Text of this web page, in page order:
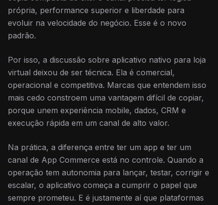
própria, performance superior e liberdade para
evoluir na velocidade do negócio. Esse é o novo
padrão.
Por isso, a discussão sobre aplicativo nativo para loja
virtual deixou de ser técnica. Ela é comercial,
operacional e competitiva. Marcas que entendem isso
mais cedo constroem uma vantagem difícil de copiar,
porque unem experiência mobile, dados, CRM e
execução rápida em um canal de alto valor.
Na prática, a diferença entre ter um app e ter um
canal de App Commerce está no controle. Quando a
operação tem autonomia para lançar, testar, corrigir e
escalar, o aplicativo começa a cumprir o papel que
sempre prometeu. E é justamente aí que plataformas